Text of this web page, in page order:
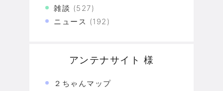
雑談 (527)
ニュース (192)
アンテナサイト 様
２ちゃんマップ